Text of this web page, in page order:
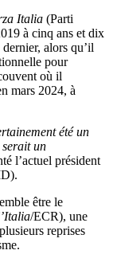
Italia (Parti
à cinq ans et dix
alors qu’il
pour
où il
mars 2024, à
été un
serait un
l’actuel président
être le
/ECR), une
reprises